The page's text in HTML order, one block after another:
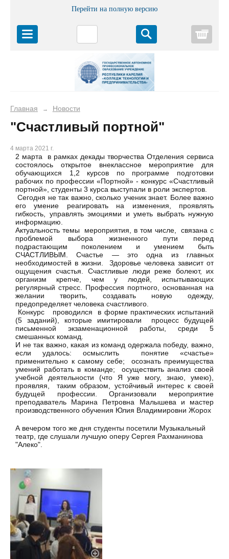
Перейти на полную версию
Главная → Новости
"Счастливый портной"
4 марта 2021 г.
2 марта в рамках декады творчества Отделения сервиса
состоялось открытое внеклассное мероприятие для
обучающихся 1,2 курсов по программе подготовки
рабочих по профессии «Портной» - конкурс «Счастливый
портной», студенты 3 курса выступали в роли экспертов.
Сегодня не так важно, сколько ученик знает. Более важно
его умение реагировать на изменения, проявлять
гибкость, управлять эмоциями и уметь выбрать нужную
информацию.
Актуальность темы мероприятия, в том числе, связана с
проблемой выбора жизненного пути перед
подрастающим поколением и умением быть
СЧАСТЛИВЫМ. Счастье — это одна из главных
необходимостей в жизни. Здоровье человека зависит от
ощущения счастья. Счастливые люди реже болеют, их
организм крепче, чем у людей, испытывающих
регулярный стресс. Профессия портного, основанная на
желании творить, создавать новую одежду,
предопределяет человека счастливого.
Конкурс проводился в форме практических испытаний
(5 заданий), которые имитировали процесс будущей
письменной экзаменационной работы, среди 5
смешанных команд.
И не так важно, какая из команд одержала победу, важно,
если удалось: осмыслить понятие «счастье»
применительно к самому себе; осознать преимущества
умений работать в команде; осуществить анализ своей
учебной деятельности (что Я уже могу, знаю, умею),
проявляя, таким образом, устойчивый интерес к своей
будущей профессии. Организовали мероприятие
преподаватель Марина Петровна Малышева и мастер
производственного обучения Юлия Владимировни Жорох
А вечером того же дня студенты посетили Музыкальный
театр, где слушали лучшую оперу Сергея Рахманинова
"Алеко".